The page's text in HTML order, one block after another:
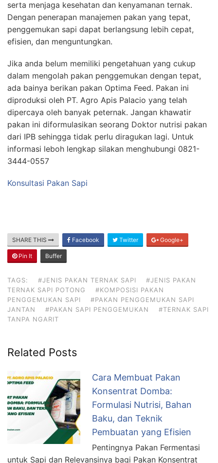
serta menjaga kesehatan dan kenyamanan ternak.
Dengan penerapan manajemen pakan yang tepat,
penggemukan sapi dapat berlangsung lebih cepat,
efisien, dan menguntungkan.
Jika anda belum memiliki pengetahuan yang cukup
dalam mengolah pakan penggemukan dengan tepat,
ada bainya berikan pakan Optima Feed. Pakan ini
diproduksi oleh PT. Agro Apis Palacio yang telah
dipercaya oleh banyak peternak. Jangan khawatir
pakan ini diformulasikan seorang Doktor nutrisi pakan
dari IPB sehingga tidak perlu diragukan lagi. Untuk
informasi leboh lengkap silakan menghubungi 0821-
3444-0557
Konsultasi Pakan Sapi
SHARE THIS Facebook Twitter Google+
Pin It Buffer
TAGS: #JENIS PAKAN TERNAK SAPI
#JENIS PAKAN
TERNAK SAPI POTONG
#KOMPOSISI PAKAN
PENGGEMUKAN SAPI
#PAKAN PENGGEMUKAN SAPI
JANTAN
#PAKAN SAPI PENGGEMUKAN
#TERNAK SAPI
TANPA NGARIT
Related Posts
Cara Membuat Pakan
Konsentrat Domba:
Formulasi Nutrisi, Bahan
Baku, dan Teknik
Pembuatan yang Efisien
Pentingnya Pakan Fermentasi
untuk Sapi dan Relevansinya bagi Pakan Konsentrat